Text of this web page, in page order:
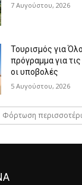
7 Αυγούστου, 2026
Τουρισμός για
πρόγραμμα για
οι υποβολές
5 Αυγούστου, 2026
Φόρτωση